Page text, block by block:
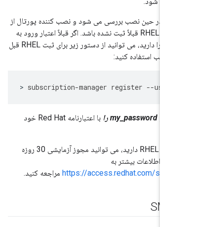
الزامات Red Hat در حین نصب بررسی می شود و نصب کننده پورتال از
شما می خواهد که RHEL قبلاً ثبت نشده باشد. اگر قبلاً اعتبار ورود به
سیستم Red Hat را دارید، می توانید از دستور زیر برای ثبت RHEL قبل
نصب استفاده کنید:
> subscription -manager register
my_password را
با اعتبارنامه Red Hat خود
اگر نسخه آزمایشی RHEL دارید، می توانید مجوز آزمایشی 30 روزه
برای اطلاعات بیشتر به
https://access.redhat.com/مراجعه کنید.